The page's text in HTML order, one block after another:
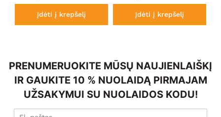
Įdėti į krepšelį Įdėti į krepšelį
PRENUMERUOKITE MŪSŲ NAUJIENLAIŠKĮ
IR GAUKITE 10 % NUOLAIDĄ PIRMAJAM
UŽSAKYMUI SU NUOLAIDOS KODU!